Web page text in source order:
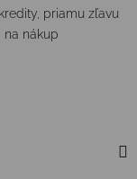
priamu zľavu
na nákup